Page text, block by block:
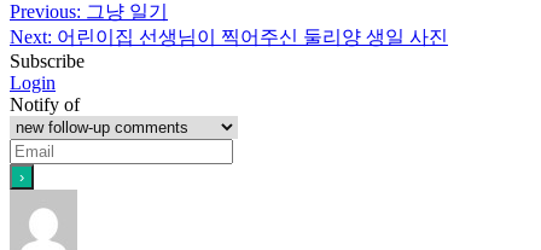
Previous: 그냥 일기
Next: 어린이집 선생님이 찍어주신 둘리양 생일 사진
Subscribe
Login
Notify of